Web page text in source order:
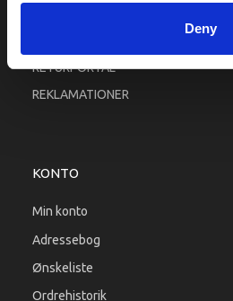
Deny
RETURPORTAL
REKLAMATIONER
KONTO
Min konto
Adressebog
Ønskeliste
Ordrehistorik